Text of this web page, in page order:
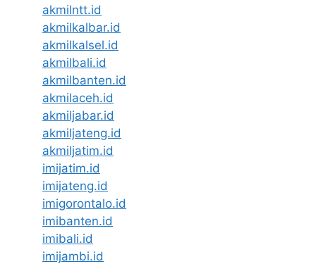
akmilntt.id
akmilkalbar.id
akmilkalsel.id
akmilbali.id
akmilbanten.id
akmilaceh.id
akmiljabar.id
akmiljateng.id
akmiljatim.id
imijatim.id
imijateng.id
imigorontalo.id
imibanten.id
imibali.id
imijambi.id